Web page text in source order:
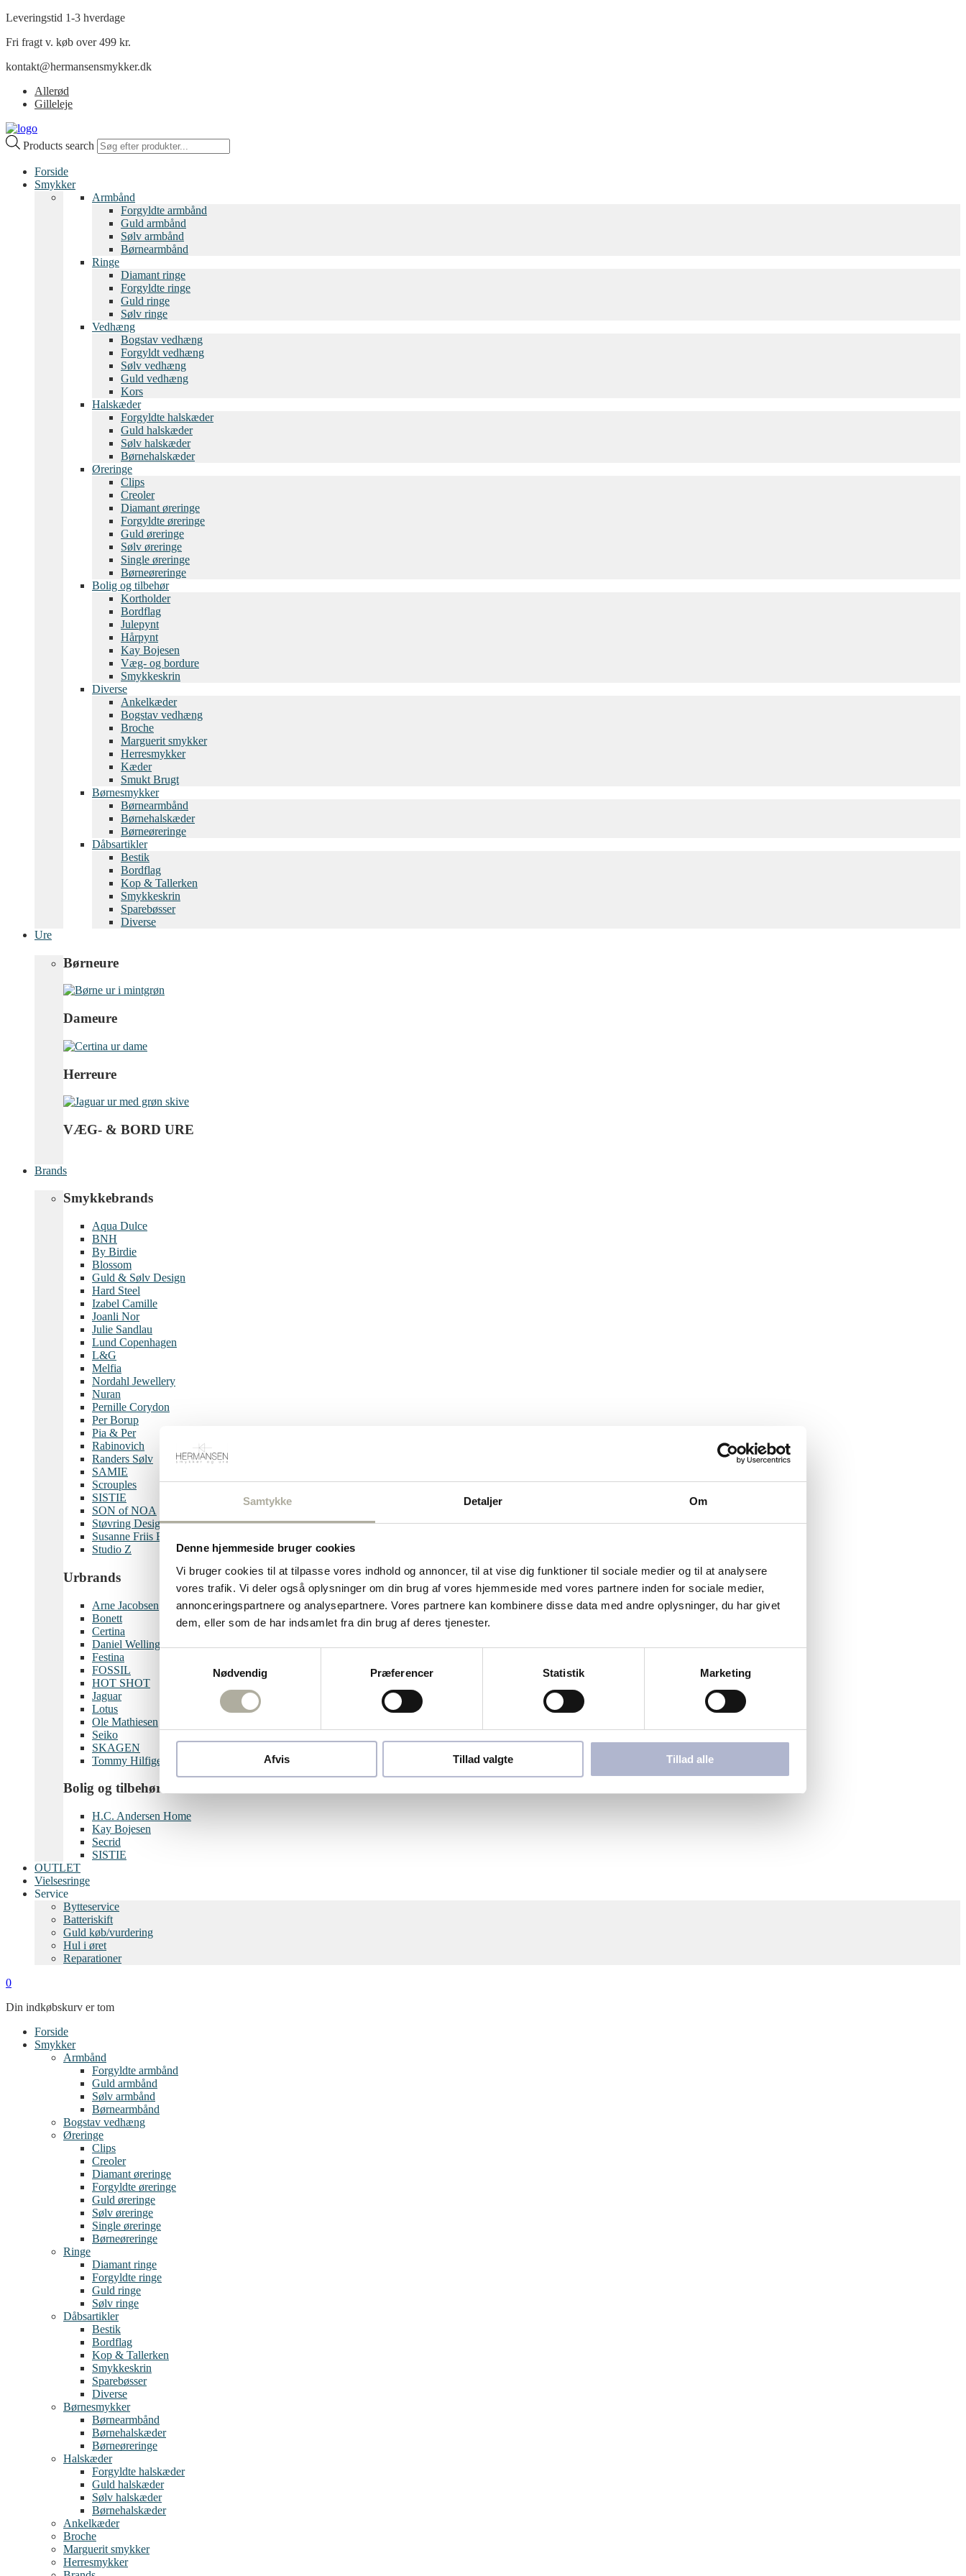
Samtykke Detaljer Om
Denne hjemmeside bruger cookies
Vi bruger cookies til at tilpasse vores indhold og annoncer, til at vise dig funktioner til sociale medier og til at analysere
vores trafik. Vi deler også oplysninger om din brug af vores hjemmeside med vores partnere inden for sociale medier,
annonceringspartnere og analysepartnere. Vores partnere kan kombinere disse data med andre oplysninger, du har givet
dem, eller som de har indsamlet fra din brug af deres tjenester.
Nødvendig
Præferencer Statistik Marketing
Afvis Tillad valgte Tillad alle
Leveringstid 1-3 hverdage
Fri fragt v. køb over 499 kr.
kontakt@hermansensmykker.dk
Allerød
Gilleleje
Products search
Forside
Smykker
Armbånd
Forgyldte armbånd
Guld armbånd
Sølv armbånd
Børnearmbånd
Ringe
Diamant ringe
Forgyldte ringe
Guld ringe
Sølv ringe
Vedhæng
Bogstav vedhæng
Forgyldt vedhæng
Sølv vedhæng
Guld vedhæng
Kors
Halskæder
Forgyldte halskæder
Guld halskæder
Sølv halskæder
Børnehalskæder
Øreringe
Clips
Creoler
Diamant øreringe
Forgyldte øreringe
Guld øreringe
Sølv øreringe
Single øreringe
Børneøreringe
Bolig og tilbehør
Kortholder
Bordflag
Julepynt
Hårpynt
Kay Bojesen
Væg- og bordure
Smykkeskrin
Diverse
Ankelkæder
Bogstav vedhæng
Broche
Marguerit smykker
Herresmykker
Kæder
Smukt Brugt
Børnesmykker
Børnearmbånd
Børnehalskæder
Børneøreringe
Dåbsartikler
Bestik
Bordflag
Kop & Tallerken
Smykkeskrin
Sparebøsser
Diverse
Ure
Børneure
Dameure
Herreure
VÆG- & BORD URE
Brands
Smykkebrands
Aqua Dulce
BNH
By Birdie
Blossom
Guld & Sølv Design
Hard Steel
Izabel Camille
Joanli Nor
Julie Sandlau
Lund Copenhagen
L&G
Melfia
Nordahl Jewellery
Nuran
Pernille Corydon
Per Borup
Pia & Per
Rabinovich
Randers Sølv
SAMIE
Scrouples
SISTIE
SON of NOA
Støvring Design
Susanne Friis Bjørner
Studio Z
Urbrands
Arne Jacobsen
Bonett
Certina
Daniel Wellington
Festina
FOSSIL
HOT SHOT
Jaguar
Lotus
Ole Mathiesen
Seiko
SKAGEN
Tommy Hilfiger
Bolig og tilbehør
H.C. Andersen Home
Kay Bojesen
Secrid
SISTIE
OUTLET
Vielsesringe
Service
Bytteservice
Batteriskift
Guld køb/vurdering
Hul i øret
Reparationer
0
Din indkøbskurv er tom
Forside
Smykker
Armbånd
Forgyldte armbånd
Guld armbånd
Sølv armbånd
Børnearmbånd
Bogstav vedhæng
Øreringe
Clips
Creoler
Diamant øreringe
Forgyldte øreringe
Guld øreringe
Sølv øreringe
Single øreringe
Børneøreringe
Ringe
Diamant ringe
Forgyldte ringe
Guld ringe
Sølv ringe
Dåbsartikler
Bestik
Bordflag
Kop & Tallerken
Smykkeskrin
Sparebøsser
Diverse
Børnesmykker
Børnearmbånd
Børnehalskæder
Børneøreringe
Halskæder
Forgyldte halskæder
Guld halskæder
Sølv halskæder
Børnehalskæder
Ankelkæder
Broche
Marguerit smykker
Herresmykker